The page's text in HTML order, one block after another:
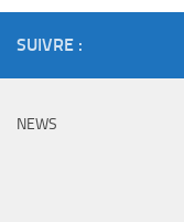
SUIVRE :
NEWS